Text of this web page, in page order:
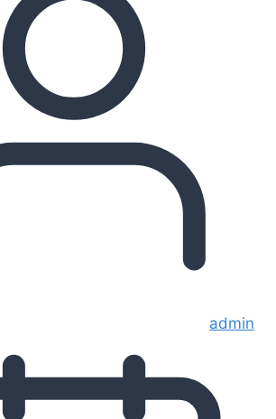
admin